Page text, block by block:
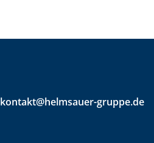
kontakt@helmsauer-gruppe.de